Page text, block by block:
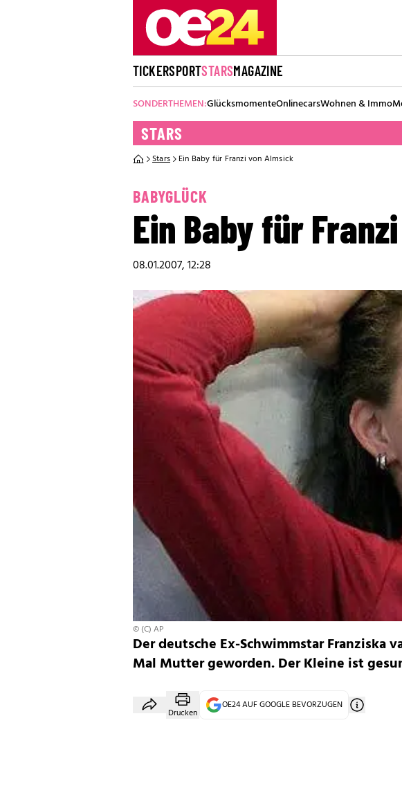
TICKERSPORTSTARSMAGAZINE
SONDERTHEMEN:GlücksmomenteOnlinecarsWohnen & Immo
STARS
Stars Ein Baby für Franzi von Almsick
BABYGLÜCK
Ein Baby für
08.01.2007, 12:28
© (C) AP
Der deutsche Ex-Schwimmstar Franziska
Mal Mutter geworden. Der Kleine ist
Drucken
OE24 AUF GOOGLE BEVORZUGEN